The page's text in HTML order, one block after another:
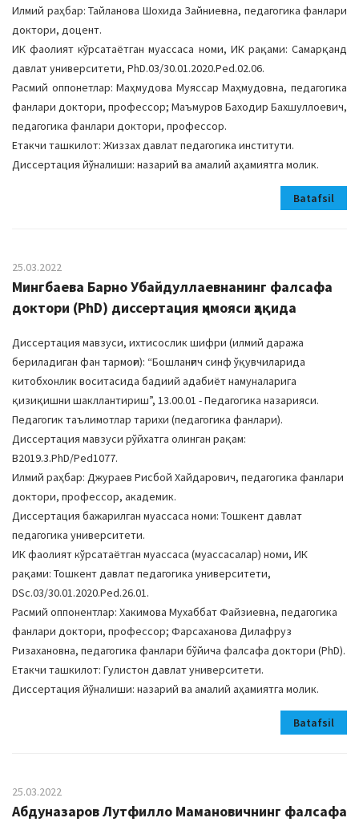
Илмий раҳбар: Тайланова Шохида Зайниевна, педагогика фанлари
доктори, доцент.
ИК фаолият кўрсатаётган муассаса номи, ИК рақами: Самарқанд
давлат университети, PhD.03/30.01.2020.Ped.02.06.
Расмий оппонетлар: Маҳмудова Муяссар Маҳмудовна, педагогика
фанлари доктори, профессор; Маъмуров Баходир Бахшуллоевич,
педагогика фанлари доктори, профессор.
Етакчи ташкилот: Жиззах давлат педагогика институти.
Диссертация йўналиши: назарий ва амалий аҳамиятга молик.
Batafsil
25.03.2022
Мингбаева Барно Убайдуллаевнанинг фалсафа
доктори (PhD) диссертация ҳимояси ҳақида
Диссертация мавзуси, ихтисослик шифри (илмий даража
бериладиган фан тармоғи): “Бошланғич синф ўқувчиларида
китобхонлик воситасида бадиий адабиёт намуналарига
қизиқишни шакллантириш”, 13.00.01 - Педагогика назарияси.
Педагогик таълимотлар тарихи (педагогика фанлари).
Диссертация мавзуси рўйхатга олинган рақам:
В2019.3.PhD/Ped1077.
Илмий раҳбар: Джураев Рисбой Хайдарович, педагогика фанлари
доктори, профессор, академик.
Диссертация бажарилган муассаса номи: Тошкент давлат
педагогика университети.
ИК фаолият кўрсатаётган муассаса (муассасалар) номи, ИК
рақами: Тошкент давлат педагогика университети,
DSс.03/30.01.2020.Ped.26.01.
Расмий оппонентлар: Хакимова Мухаббат Файзиевна, педагогика
фанлари доктори, профессор; Фарсаханова Дилафруз
Ризахановна, педагогика фанлари бўйича фалсафа доктори (PhD).
Етакчи ташкилот: Гулистон давлат университети.
Диссертация йўналиши: назарий ва амалий аҳамиятга молик.
Batafsil
25.03.2022
Абдуназаров Лутфилло Мамановичнинг фалсафа